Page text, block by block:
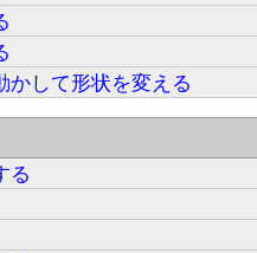
かして形状を変える
る